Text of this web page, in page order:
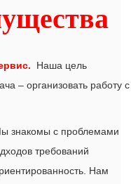
Наша цель
– организовать работу с
знакомы с проблемами
требований
Нам